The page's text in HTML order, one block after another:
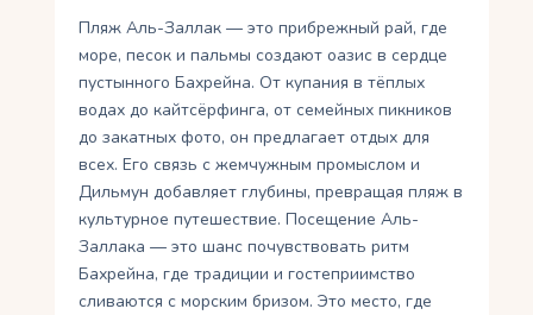
Пляж Аль-Заллак — это прибрежный рай, где
море, песок и пальмы создают оазис в сердце
пустынного Бахрейна. От купания в тёплых
водах до кайтсёрфинга, от семейных пикников
до закатных фото, он предлагает отдых для
всех. Его связь с жемчужным промыслом и
Дильмун добавляет глубины, превращая пляж в
культурное путешествие. Посещение Аль-
Заллака — это шанс почувствовать ритм
Бахрейна, где традиции и гостеприимство
сливаются с морским бризом. Это место, где